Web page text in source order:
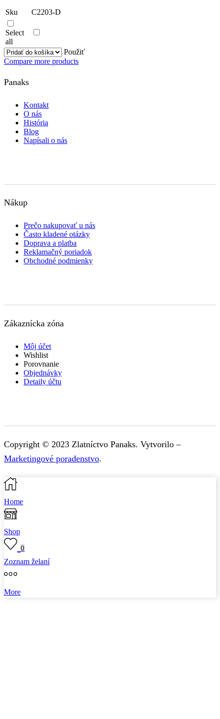
Sku C2203-D
Select
all
Použiť
Compare more products
Panaks
Kontakt
O nás
História
Blog
Napísali o nás
Nákup
Prečo nakupovať u nás
Často kladené otázky
Doprava a platba
Reklamačný poriadok
Obchodné podmienky
Zákaznícka zóna
Môj účet
Wishlist
Porovnanie
Objednávky
Detaily účtu
Copyright © 2023 Zlatníctvo Panaks. Vytvorilo –
Marketingové poradenstvo.
Home
Shop
0
Zoznam želaní
More